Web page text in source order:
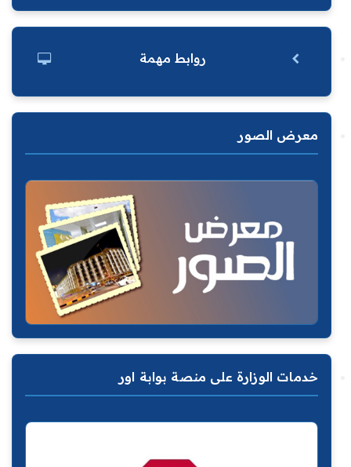
روابط مهمة
معرض الصور
خدمات الوزارة على منصة بوابة اور